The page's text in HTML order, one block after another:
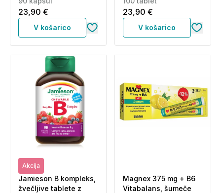
23,90 €
V košarico
23,90 €
V košarico
Akcija
Jamieson B kompleks,
žvečljive tablete z
Magnex 375 mg + B6
Vitabalans, šumeče